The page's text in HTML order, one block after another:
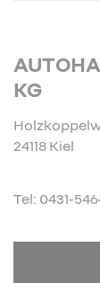
KG
24118 Kiel
Tel: 0431-